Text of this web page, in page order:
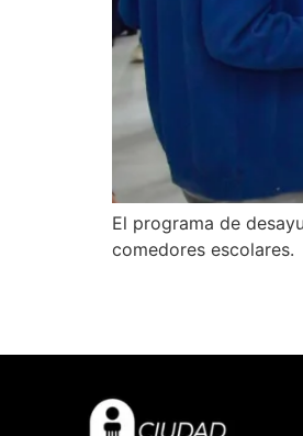
El programa de
comedores escolares.